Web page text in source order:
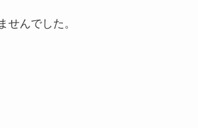
せんでした。